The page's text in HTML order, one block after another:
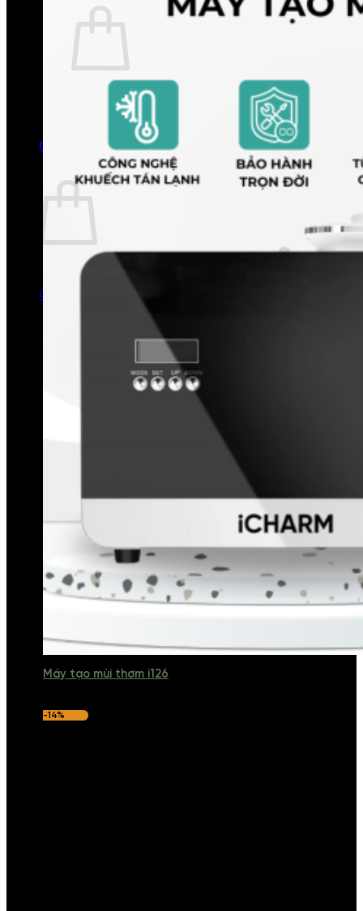
Chưa có sản phẩm trong giỏ hàng.
Quay trở lại cửa hàng
0
Giỏ hàng
Chưa có sản phẩm trong giỏ hàng.
Quay trở lại cửa hàng
Máy tạo mùi thơm i126
-14%